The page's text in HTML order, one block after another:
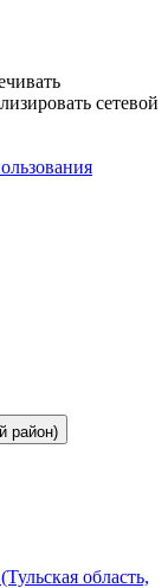
сетевой
район)
область,